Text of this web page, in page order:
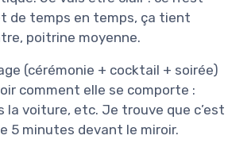
de temps en temps, ça tient
poitrine moyenne.
(cérémonie + cocktail + soirée)
comment elle se comporte :
voiture, etc. Je trouve que c’est
5 minutes devant le miroir.